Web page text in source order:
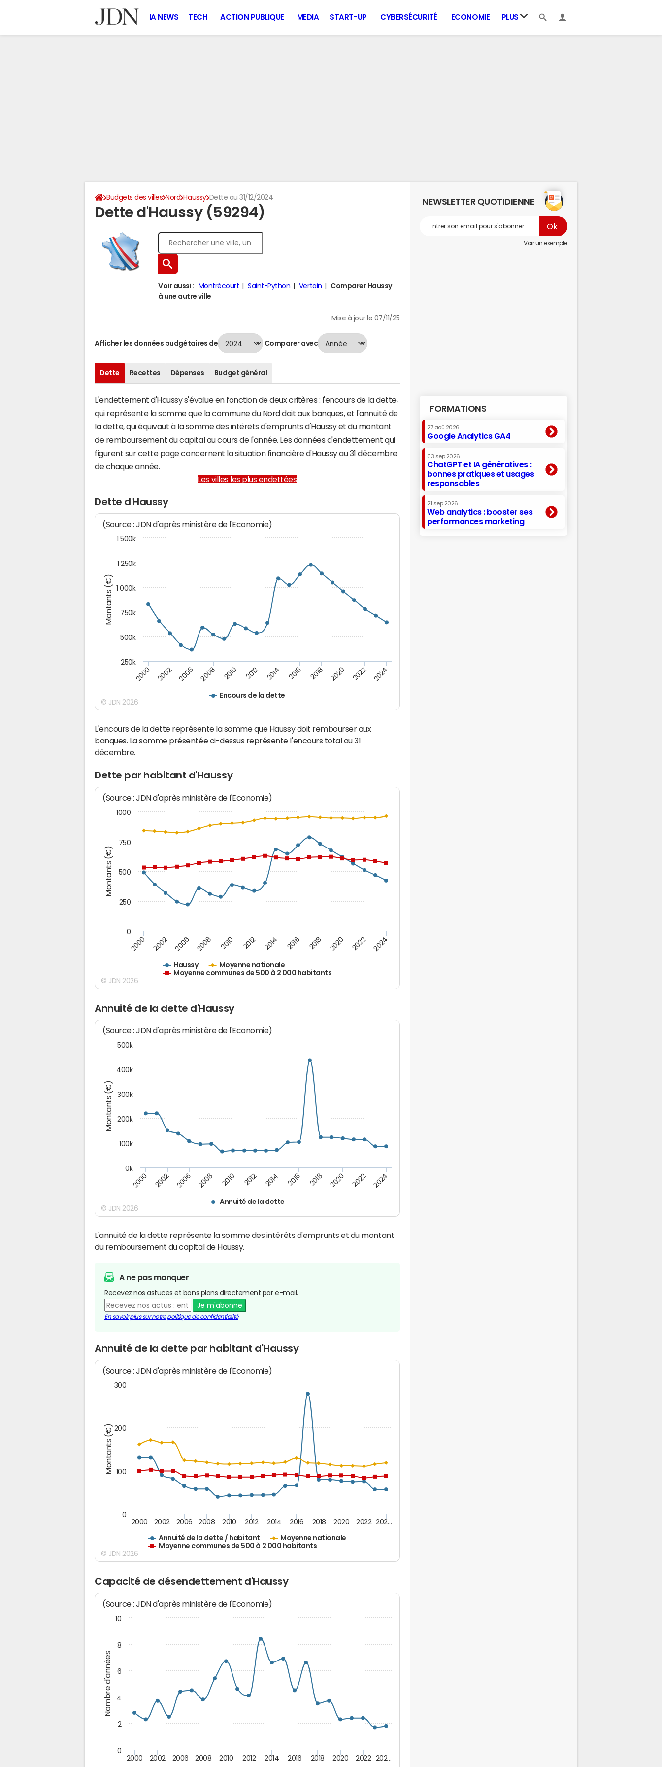
IA NEWS TECH ACTION PUBLIQUE MEDIA START-UP CYBERSÉCURITÉ ECONOMIE PLUS
Budgets des villes Nord Haussy Dette au 31/12/2024
Dette d'Haussy (59294)
Voir aussi : Montrécourt Saint-Python Vertain
Comparer Haussy
à une autre ville
Mise à jour le 07/11/25
Afficher les données budgétaires de Comparer avec
Dette Recettes Dépenses Budget général
L'endettement d'Haussy s'évalue en fonction de deux critères : l'encours de la dette,
qui représente la somme que la commune du Nord doit aux banques, et l'annuité de
la dette, qui équivaut à la somme des intérêts d'emprunts d'Haussy et du montant
de remboursement du capital au cours de l'année. Les données d'endettement qui
figurent sur cette page concernent la situation financière d'Haussy au 31 décembre
de chaque année.
Les villes les plus endettées
Dette d'Haussy
Montants (€)
(Source : JDN d'après ministère de l'Economie)
Encours de la dette
2000 2002 2006 2008 2010 2012 2014 2016 2018 2020 2022 2024
250k
500k
750k
1 000k
1 250k
1 500k
© JDN 2026
L'encours de la dette représente la somme que Haussy doit rembourser aux
banques. La somme présentée ci-dessus représente l'encours total au 31
décembre.
Dette par habitant d'Haussy
Montants (€)
(Source : JDN d'après ministère de l'Economie)
Haussy
Moyenne nationale
Moyenne communes de 500 à 2 000 habitants
2000 2002 2006 2008 2010 2012 2014 2016 2018 2020 2022 2024
0
1000
250
500
750
© JDN 2026
Annuité de la dette d'Haussy
Montants (€)
(Source : JDN d'après ministère de l'Economie)
Annuité de la dette
2000 2002 2006 2008 2010 2012 2014 2016 2018 2020 2022 2024
0k
100k
200k
300k
400k
500k
© JDN 2026
L'annuité de la dette représente la somme des intérêts d'emprunts et du montant
du remboursement du capital de Haussy.
A ne pas manquer
Recevez nos astuces et bons plans directement par e-mail.
Je m'abonne
En savoir plus sur notre politique de confidentialité
Annuité de la dette par habitant d'Haussy
Montants (€)
(Source : JDN d'après ministère de l'Economie)
Annuité de la dette / habitant
Moyenne nationale
Moyenne communes de 500 à 2 000 habitants
2000 2002 2006 2008 2010 2012 2014 2016 2018 2020 2022 202…
0
100
200
300
© JDN 2026
Capacité de désendettement d'Haussy
Nombre d'années
(Source : JDN d'après ministère de l'Economie)
2000 2002 2006 2008 2010 2012 2014 2016 2018 2020 2022 202…
0
2
4
6
8
10
NEWSLETTER QUOTIDIENNE
Voir un exemple
FORMATIONS
27 aoû 2026
Google Analytics GA4
03 sep 2026
ChatGPT et IA génératives :
bonnes pratiques et usages
responsables
21 sep 2026
Web analytics : booster ses
performances marketing